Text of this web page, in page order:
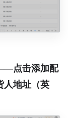
点击添加配
地址（英